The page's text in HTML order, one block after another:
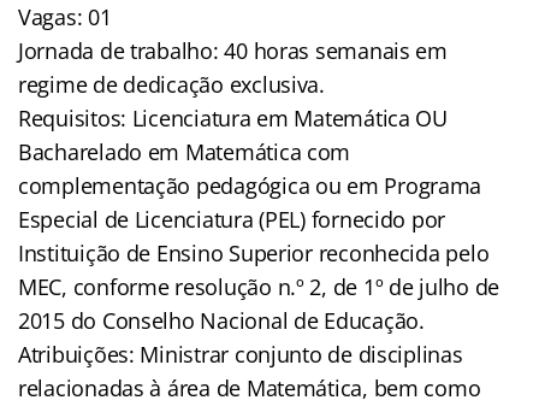
Vagas: 01
Jornada de trabalho: 40 horas semanais em
regime de dedicação exclusiva.
Requisitos: Licenciatura em Matemática OU
Bacharelado em Matemática com
complementação pedagógica ou em Programa
Especial de Licenciatura(PEL) fornecido por
Instituição de Ensino Superior reconhecida pelo
MEC, conforme resolução n.º 2, de 1º de julho de
2015 do Conselho Nacional de Educação.
Atribuições: Ministrar conjunto de disciplinas
relacionadas à área de Matemática, bem como